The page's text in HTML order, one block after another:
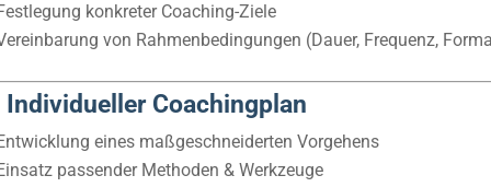
konkreter Coaching-Ziele
von Rahmenbedingungen (Dauer, Frequenz,
Individueller Coachingplan
eines maßgeschneiderten Vorgehens
passender Methoden & Werkzeuge